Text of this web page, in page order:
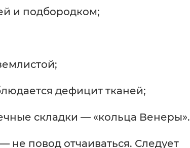
и подбородком;
дефицит тканей;
складки — «кольца Венеры».
повод отчаиваться. Следует